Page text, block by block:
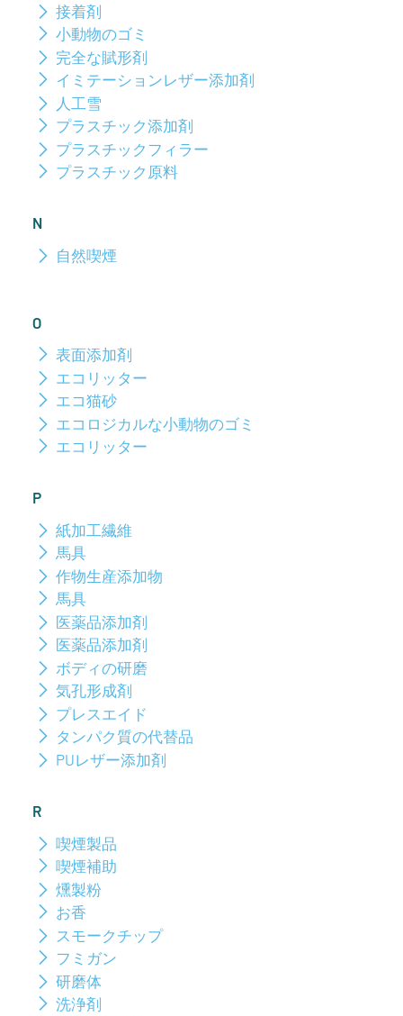
接着剤
小動物のゴミ
完全な賦形剤
イミテーションレザー添加剤
人工雪
プラスチック添加剤
プラスチックフィラー
プラスチック原料
N
自然喫煙
O
表面添加剤
エコリッター
エコ猫砂
エコロジカルな小動物のゴミ
エコリッター
P
紙加工繊維
馬具
作物生産添加物
馬具
医薬品添加剤
医薬品添加剤
ボディの研磨
気孔形成剤
プレスエイド
タンパク質の代替品
PUレザー添加剤
R
喫煙製品
喫煙補助
燻製粉
お香
スモークチップ
フミガン
研磨体
洗浄剤